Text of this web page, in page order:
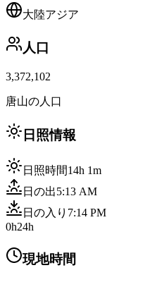
大陸アジア
人口
3,372,102
唐山の人口
日照情報
日照時間14h 1m
日の出5:13 AM
日の入り 7:14 PM
0h24h
現地時間